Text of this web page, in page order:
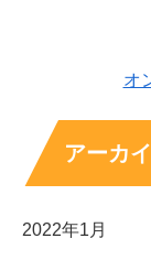
オ
アーカ
2022年1月